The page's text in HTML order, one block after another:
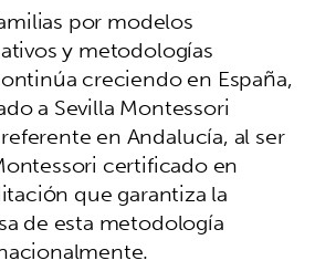
por modelos
y metodologías
creciendo en España,
a Sevilla Montessori
en Andalucía, al ser
certificado en
que garantiza la
de esta metodología